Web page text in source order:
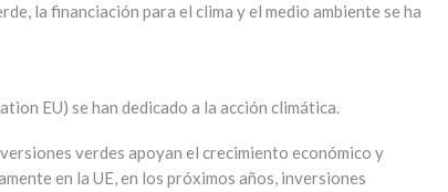
la financiación para el clima y el medio ambiente se ha
EU) se han dedicado a la acción climática.
verdes apoyan el crecimiento económico y
en la UE, en los próximos años, inversiones